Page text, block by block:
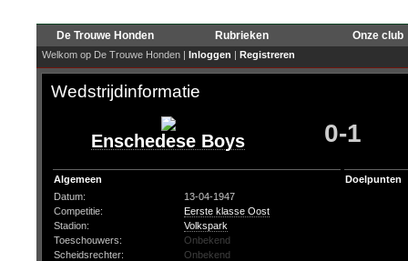
De Trouwe Honden Rubrieken Onze club
Welkom op De Trouwe Honden | Inloggen | Registreren
Wedstrijdinformatie
Enschedese Boys 0-1
Algemeen
Datum:
13-04-1947
Competitie:
Eerste klasse Oost
Stadion:
Volkspark
Toeschouwers:
Onbekend
Scheidsrechter:
Onbekend
Doelpunten